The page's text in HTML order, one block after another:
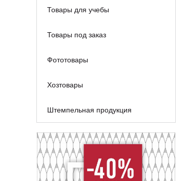
Товары для учебы
Товары под заказ
Фототовары
Хозтовары
Штемпельная продукция